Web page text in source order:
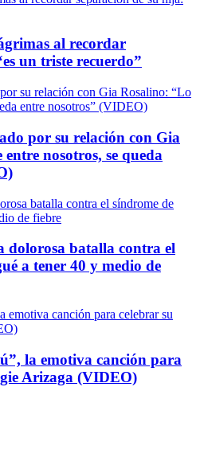
al recordar
un triste recuerdo”
por su relación con Gia
nosotros, se queda
dolorosa batalla contra el
a tener 40 y medio de
la emotiva canción para
Arizaga (VIDEO)